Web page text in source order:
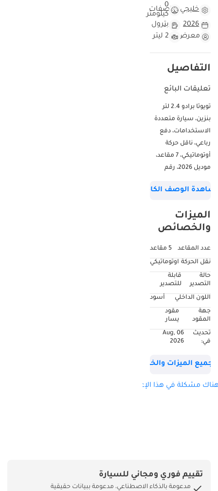
خليجي مواصفات
0
كيلومتر
2026
بترول
معرض
2 ليتر
التفاصيل
تعليقات البائع
تويوتا برادو 2.4 لتر
بنزين، سيارة متعددة
الاستخدامات، دفع
رباعي، ناقل حركة
أوتوماتيكي، 7 مقاعد،
موديل 2026، رقم
الوصف الكامل
الميزات
والخصائص
عدد المقاعد
5 مقاعد
نقل الحركة اوتوماتيكي
حالة
التصدير
قابلة
للتصدير
اللون الداخلي
أسود
جهة
المقود
مقود
يسار
تحديث
في:
06 Aug,
2026
جميع الميزات والخصائص
مشكلة في هذا الإعلان؟
تقييم فوري ومجاني للسيارة
مدعومة بالذكاء الاصطناعي، مدعومة ببيانات حقيقية